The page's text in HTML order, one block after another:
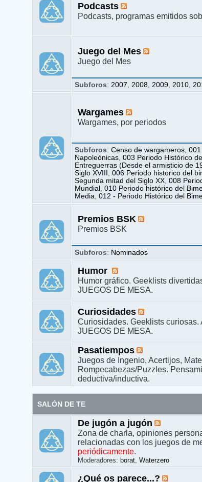
Podcasts
Podcasts, programas emitidos
Juego del Mes
Juego del Mes
Subforos: 2007 2008 2009 2010
Wargames
Wargames, por periodos
Subforos:Censo de wargameros ,
Napoleónicas ,003 Periodo Histórico
Entreguerras (Desde el armisticio de
Siglo XVIII
,006 Periodo historico del
Segunda mitad del Siglo XX ,008
Mundial
,010 Periodo histórico del
Media ,012 - Periodo Histórico del
Premios BSK
Premios BSK
Subforos: Nominados
Humor
Humor gráfico. Geeklists
JUEGOS DE MESA.
Curiosidades
Curiosidades. Geeklists curiosas.
JUEGOS DE MESA.
Pasatiempos
Juegos de Ingenio, Acertijos,
Rompecabezas/Puzzles.
deductiva/inductiva.
SALÓN DE TE
De jugón a jugón
Zona de charla, opiniones
relacionadas con los juegos de
periódicamente.
Moderadores: borat ,Waterzero
¿Qué os parece...?